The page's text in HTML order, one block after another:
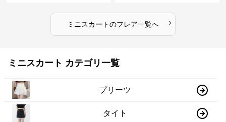
ミニスカートのフレア一覧へ ›
ミニスカート カテゴリ一覧
プリーツ
タイト